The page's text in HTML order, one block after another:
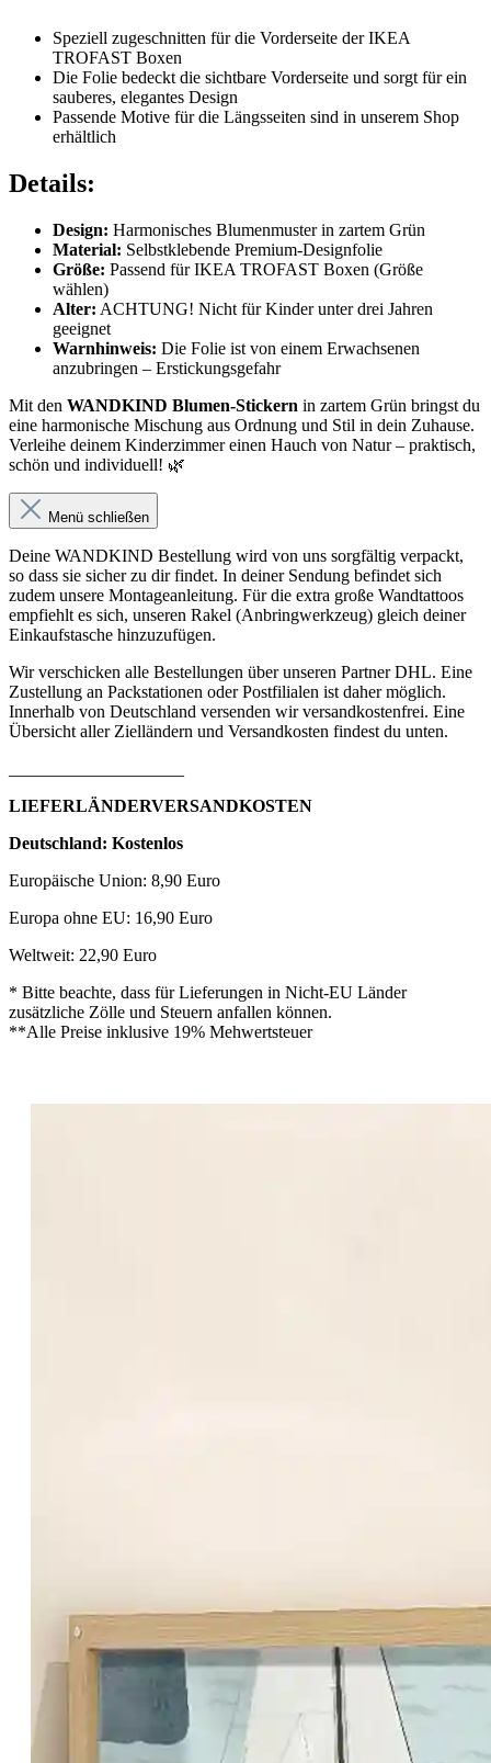
Speziell zugeschnitten für die Vorderseite der IKEA
TROFAST Boxen
Die Folie bedeckt die sichtbare Vorderseite und sorgt für ein
sauberes, elegantes Design
Passende Motive für die Längsseiten sind in unserem Shop
erhältlich
Details:
Design: Harmonisches Blumenmuster in zartem Grün
Material: Selbstklebende Premium-Designfolie
Größe: Passend für IKEA TROFAST Boxen (Größe
wählen)
Alter: ACHTUNG! Nicht für Kinder unter drei Jahren
geeignet
Warnhinweis: Die Folie ist von einem Erwachsenen
anzubringen – Erstickungsgefahr
Mit den WANDKIND Blumen-Stickern in zartem Grün bringst du
eine harmonische Mischung aus Ordnung und Stil in dein Zuhause.
Verleihe deinem Kinderzimmer einen Hauch von Natur – praktisch,
schön und individuell! 🌿
Menü schließen
Deine WANDKIND Bestellung wird von uns sorgfältig verpackt,
so dass sie sicher zu dir findet. In deiner Sendung befindet sich
zudem unsere Montageanleitung. Für die extra große Wandtattoos
empfiehlt es sich, unseren Rakel (Anbringwerkzeug) gleich deiner
Einkaufstasche hinzuzufügen.
Wir verschicken alle Bestellungen über unseren Partner DHL. Eine
Zustellung an Packstationen oder Postfilialen ist daher möglich.
Innerhalb von Deutschland versenden wir versandkostenfrei. Eine
Übersicht aller Zielländern und Versandkosten findest du unten.
LIEFERLÄNDERVERSANDKOSTEN
Deutschland: Kostenlos
Europäische Union: 8,90 Euro
Europa ohne EU: 16,90 Euro
Weltweit: 22,90 Euro
* Bitte beachte, dass für Lieferungen in Nicht-EU Länder
zusätzliche Zölle und Steuern anfallen können.
**Alle Preise inklusive 19% Mehwertsteuer